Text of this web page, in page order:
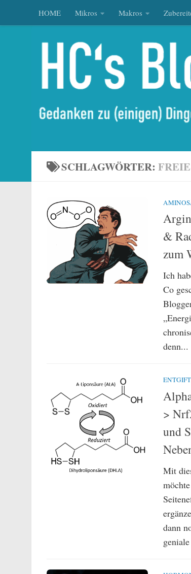
Zum Inhalt springen
HOME Mikros Makros
SCHLAGWÖRTER:
&
zum
Ich
Co
denn...
>
und
Mit
dann